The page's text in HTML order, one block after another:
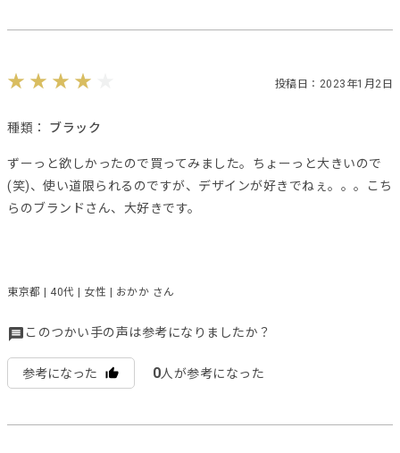
投稿日：2023年1月2日
種類： ブラック
ずーっと欲しかったので買ってみました。ちょーっと大きいので
(笑)、使い道限られるのですが、デザインが好きでねぇ。。。こち
らのブランドさん、大好きです。
東京都 | 40代 | 女性 | おかか さん
このつかい手の声は参考になりましたか？
参考になった 0人が参考になった